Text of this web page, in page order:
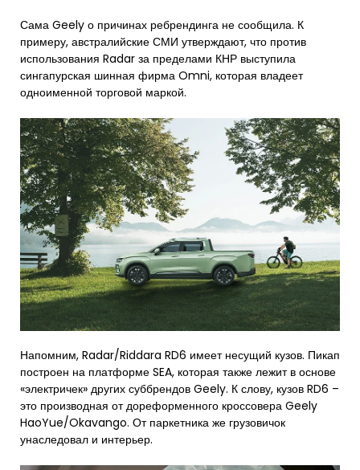
Сама Geely о причинах ребрендинга не сообщила. К
примеру, австралийские СМИ утверждают, что против
использования Radar за пределами КНР выступила
сингапурская шинная фирма Omni, которая владеет
одноименной торговой маркой.
Напомним, Radar/Riddara RD6 имеет несущий кузов. Пикап
построен на платформе SEA, которая также лежит в основе
«электричек» других суббрендов Geely. К слову, кузов RD6 –
это производная от дореформенного кроссовера Geely
HaoYue/Okavango. От паркетника же грузовичок
унаследовал и интерьер.